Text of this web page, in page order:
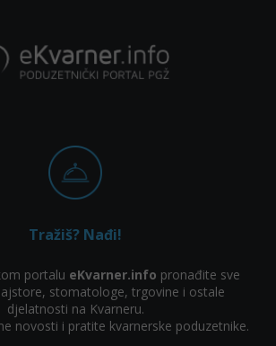
Tražiš? Nađi!
portalu eKvarner.info pronađite sve
stomatologe, trgovine i ostale
djelatnosti na Kvarneru.
novosti i pratite kvarnerske poduzetnike.